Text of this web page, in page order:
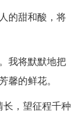
的甜和酸，将
我将默默地把
的鲜花。
，望征程千种